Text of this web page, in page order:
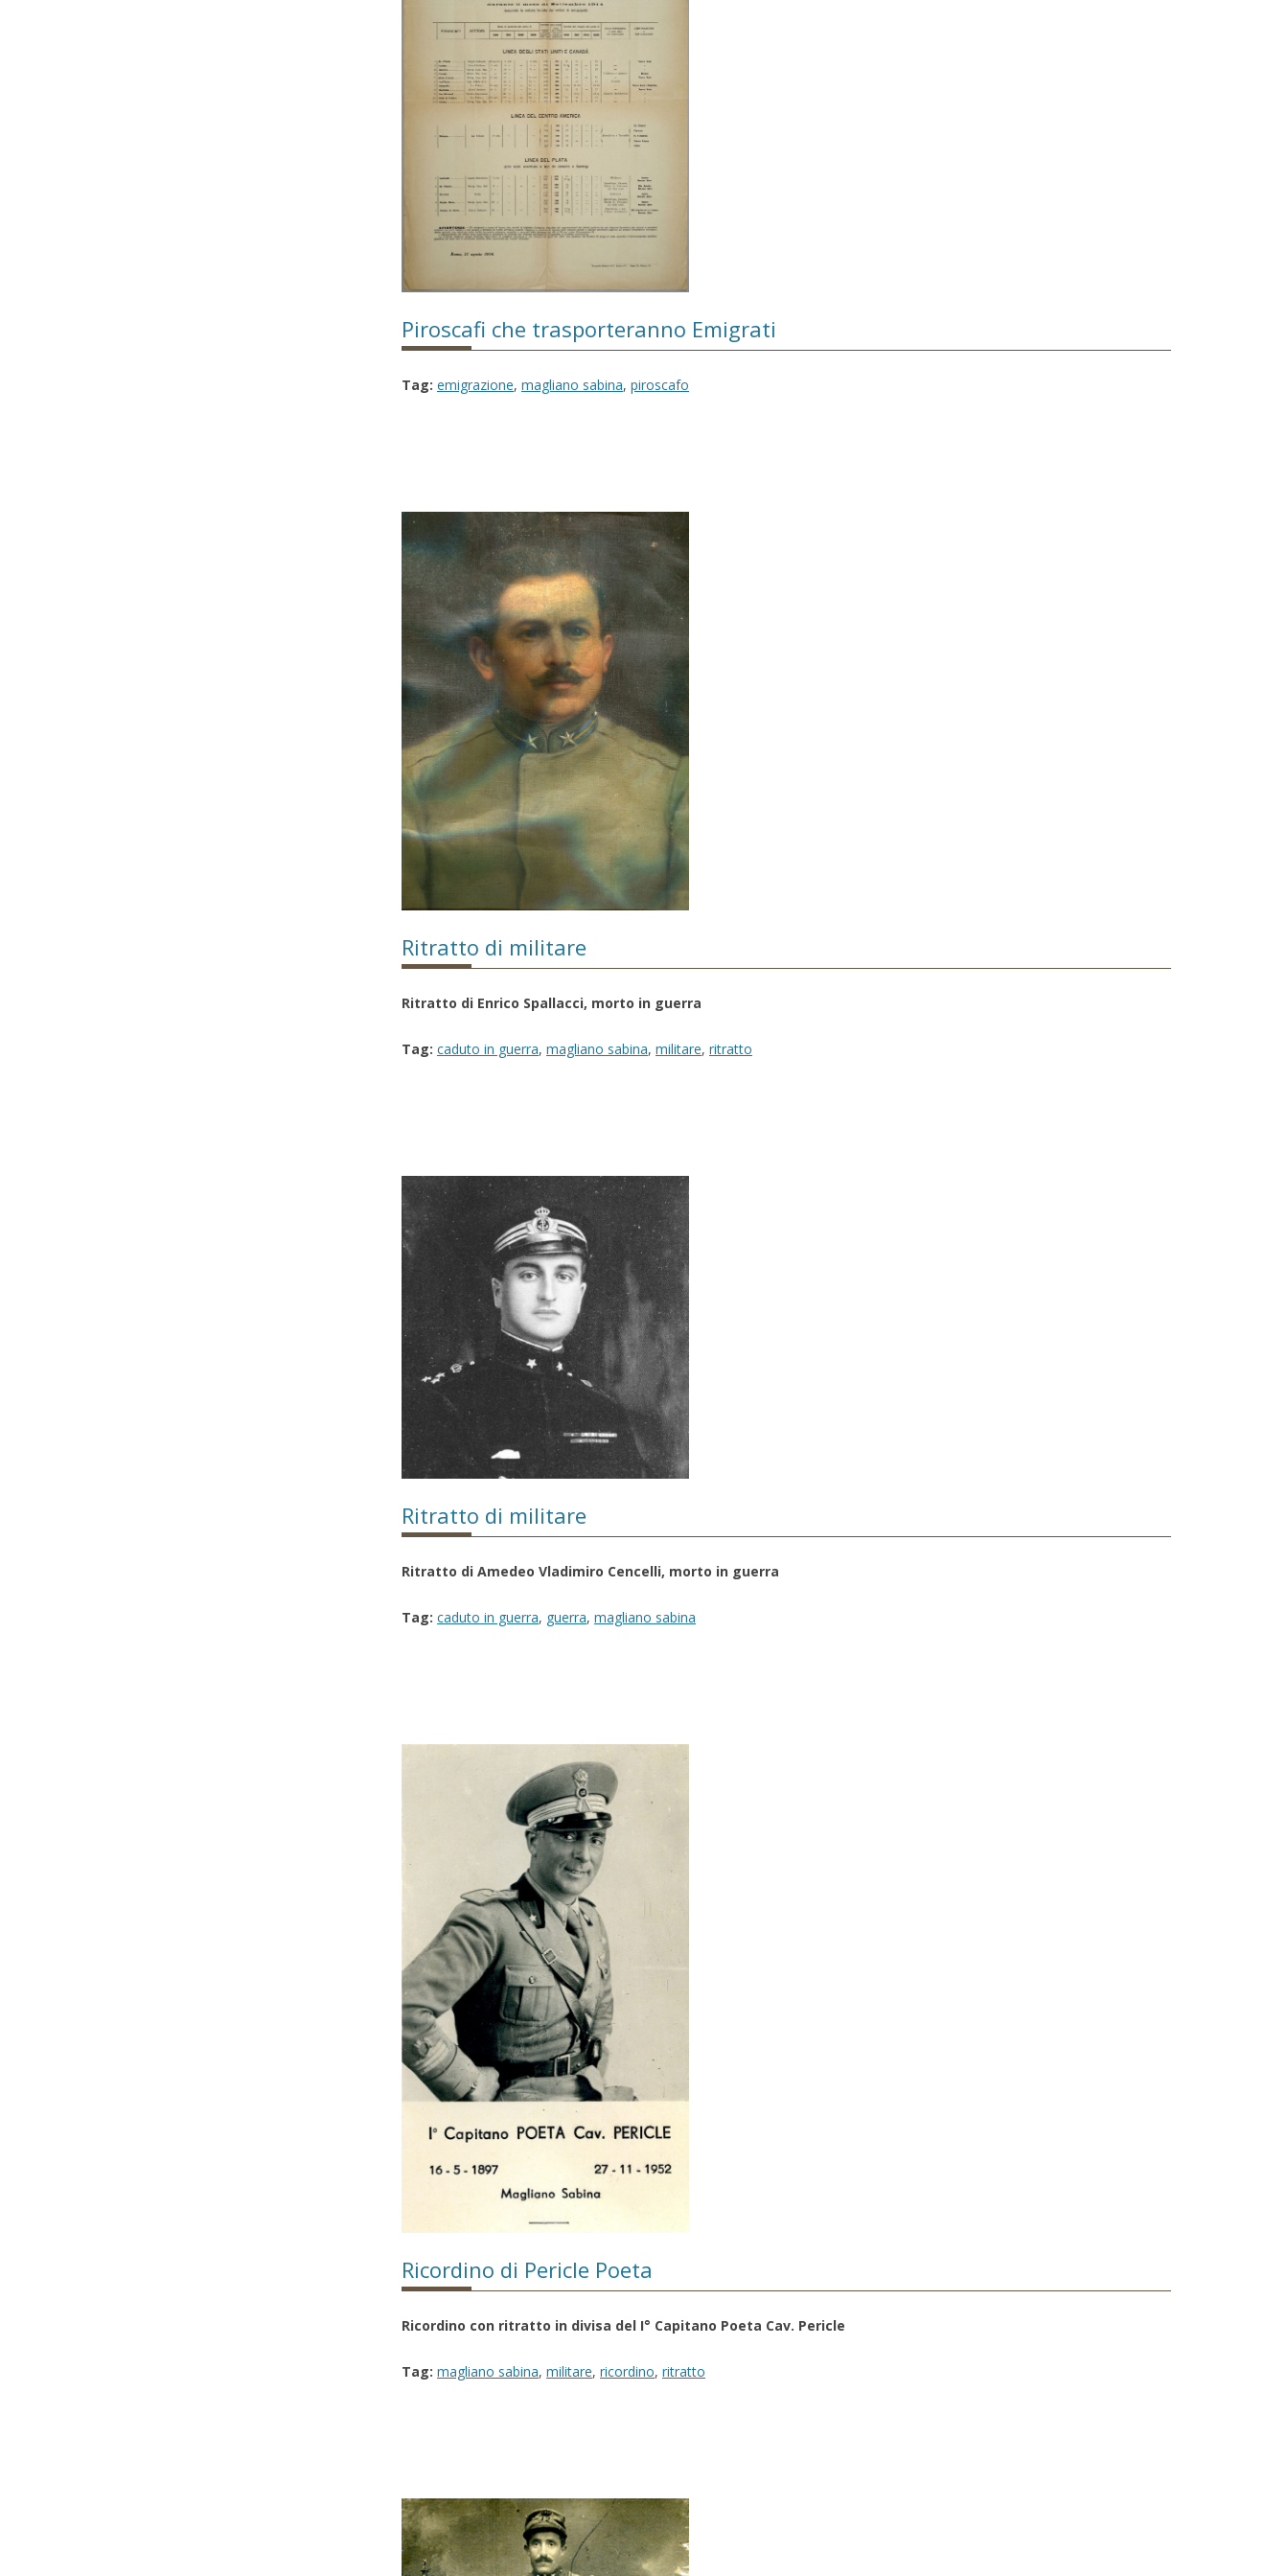
Piroscafi che trasporteranno Emigrati
Tag: emigrazione, magliano sabina, piroscafo
Ritratto di militare
Ritratto di Enrico Spallacci, morto in guerra
Tag: caduto in guerra, magliano sabina, militare, ritratto
Ritratto di militare
Ritratto di Amedeo Vladimiro Cencelli, morto in guerra
Tag: caduto in guerra, guerra, magliano sabina
Ricordino di Pericle Poeta
Ricordino con ritratto in divisa del I° Capitano Poeta Cav. Pericle
Tag: magliano sabina, militare, ricordino, ritratto